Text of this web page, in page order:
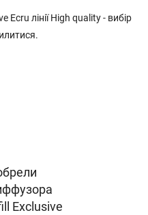
лінії High quality - вибір
Exclusive